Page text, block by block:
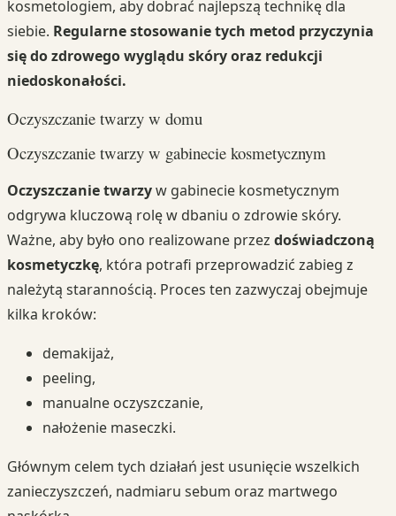
kosmetologiem, aby dobrać najlepszą technikę dla
siebie. Regularne stosowanie tych metod przyczynia
się do zdrowego wyglądu skóry oraz redukcji
niedoskonałości.
Oczyszczanie twarzy w domu
Oczyszczanie twarzy w gabinecie kosmetycznym
Oczyszczanie twarzyw gabinecie kosmetycznym
odgrywa kluczową rolę w dbaniu o zdrowie skóry.
Ważne, aby było ono realizowane przez doświadczoną
kosmetyczkę, która potrafi przeprowadzić zabieg z
należytą starannością. Proces ten zazwyczaj obejmuje
kilka kroków:
demakijaż,
peeling,
manualne oczyszczanie,
nałożenie maseczki.
Głównym celem tych działań jest usunięcie wszelkich
zanieczyszczeń, nadmiaru sebum oraz martwego